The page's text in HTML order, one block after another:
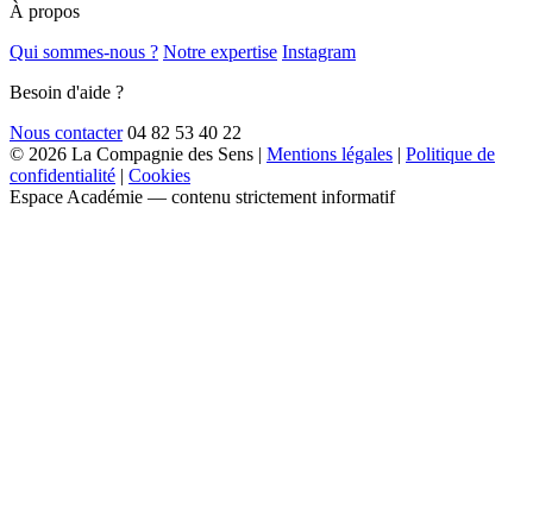
À propos
Qui sommes-nous ? Notre expertise Instagram
Besoin d'aide ?
Nous contacter 04 82 53 40 22
© 2026 La Compagnie des Sens | Mentions légales | Politique de
confidentialité | Cookies
Espace Académie — contenu strictement informatif